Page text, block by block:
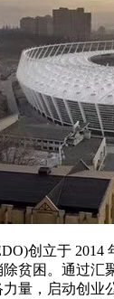
创立于 2014
贫困。通过汇
量，启动创业